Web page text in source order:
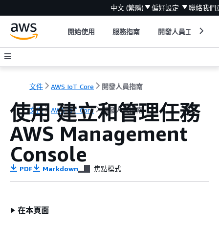
中文 (繁體) 偏好設定 聯絡我們
開始使用 服務指南 開發人員工具
文件 AWS IoT Core 開發人員指南
文件 AWS IoT Core 開發人員指南
使用 建立和管理任務
AWS Management
Console
PDF Markdown 焦點模式
在本頁面